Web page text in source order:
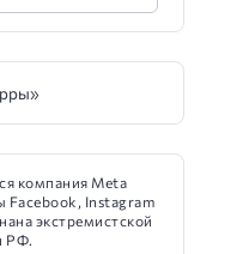
компания Meta
Facebook, Instagram
экстремистской
РФ.